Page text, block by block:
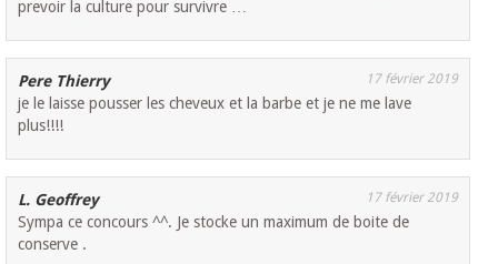
prevoir la culture pour survivre …
Pere Thierry 17 février 2019
je le laisse pousser les cheveux et la barbe et je ne me lave
plus!!!!
L. Geoffrey 17 février 2019
Sympa ce concours ^^. Je stocke un maximum de boite de
conserve .